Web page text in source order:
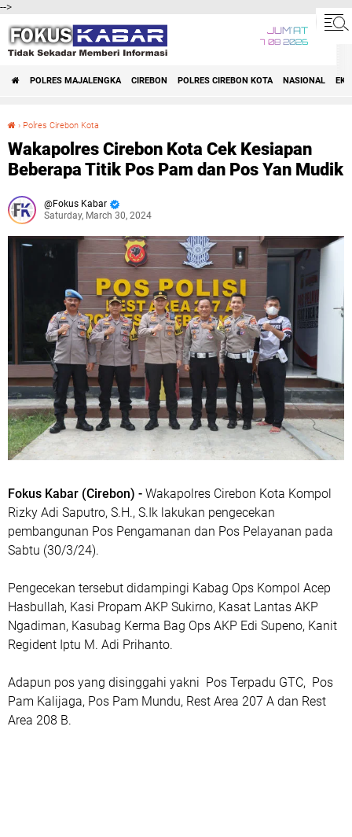
-->
JUM'AT
7 08 2026
POLRES MAJALENGKA CIREBON POLRES CIREBON KOTA NASIONAL
› Polres Cirebon Kota
Wakapolres Cirebon Kota Cek Kesiapan
Beberapa Titik Pos Pam dan Pos Yan Mudik
Fokus Kabar
Saturday, March 30, 2024
Fokus Kabar (Cirebon) - Wakapolres Cirebon Kota Kompol
Rizky Adi Saputro, S.H., S.Ik lakukan pengecekan
pembangunan Pos Pengamanan dan Pos Pelayanan pada
Sabtu (30/3/24).
Pengecekan tersebut didampingi Kabag Ops Kompol Acep
Hasbullah, Kasi Propam AKP Sukirno, Kasat Lantas AKP
Ngadiman, Kasubag Kerma Bag Ops AKP Edi Supeno, Kanit
Regident Iptu M. Adi Prihanto.
Adapun pos yang disinggahi yakni Pos Terpadu GTC, Pos
Pam Kalijaga, Pos Pam Mundu, Rest Area 207 A dan Rest
Area 208 B.